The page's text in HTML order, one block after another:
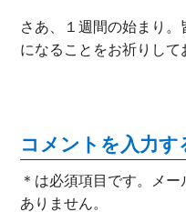
さあ、１週間の始まり
になることをお祈りして
コメントを入力す
＊は必須項目です。メ
ありません。